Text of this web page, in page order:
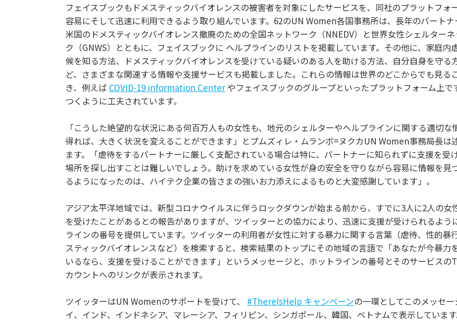
フェイスブックもドメスティックバイオレンスの被害者を対象にしたサービスを、同社のプラットフォ
容易にそして迅速に利用できるよう取り組んでいます。62のUN Women各国事務所は、長年のパートナ
米国のドメスティックバイオレンス撤廃のための全国ネットワーク（NNEDV）と世界女性シェルター
ク（GNWS）とともに、フェイスブックに ヘルプラインのリストを掲載しています。その他に、家庭内
候を知る方法、ドメスティックバイオレンスを受けている疑いのある人を助ける方法、自分自身を守る
ど、さまざまな関連する情報や支援サービスも掲載しました。これらの情報は世界のどこからでも見る
き、例えば COVID-19 information Center やフェイスブックのグループといったプラットフォーム上で
つくように工夫されています。
「こうした絶望的な状況にある何百万人もの女性も、地元のシェルターやヘルプラインに関する適切な
得れば、大きく状況を変えることができます」とプムズィレ・ムランボ=ヌクカUN Women事務局長は
ます。「虐待をするパートナーに厳しく支配されている場合は特に、パートナーに知られずに支援を受
場所を探し出すことは難しいでしょう。助けを求めている女性が身の安全を守りながら容易に情報を見
るようになったのは、ハイテク企業の皆さまの強いお力添えによるものと大変感謝しています」。
アジア太平洋地域では、新型コロナウイルスに伴うロックダウンが始まる前から、すでに3人に2人の女
を受けたことがあるとの報告がありますが、ツイッターとの協力により、迅速に支援が受けられるよう
ラインの番号を提供しています。ツイッターの利用者が女性に対する暴力に関する言葉（虐待、性的暴
スティックバイオレンスなど）を検索すると、検索結果のトップにその地域の言語で「あなたが今暴力
いるなら、支援を受けることができます」というメッセージと、ホットラインの番号とそのサービス
カウントへのリンクが表示されます。
ツイッターはUN Womenのサポートを受けて、 #ThereIsHelp キャンペーンの一環としてこのメッセー
イ、インド、インドネシア、マレーシア、フィリピン、シンガポール、韓国、ベトナムで表示しています